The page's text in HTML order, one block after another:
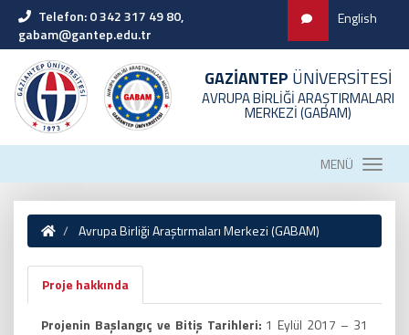
Telefon: 0 342 317 49 80,
gabam@gantep.edu.tr
English
GAZİANTEP ÜNİVERSİTESİ
AVRUPA BİRLİĞİ ARAŞTIRMALARI
MERKEZİ (GABAM)
MENÜ
Avrupa Birliği Araştırmaları Merkezi (GABAM)
Proje hakkında
Projenin Başlangıç ve Bitiş Tarihleri: 1 Eylül 2017 – 31